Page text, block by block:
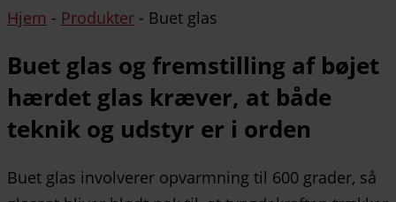
Hjem - Produkter - Buet glas
Buet glas og fremstilling af bøjet
hærdet glas kræver, at både
teknik og udstyr er i orden
Buet glas involverer opvarmning til 600 grader, så